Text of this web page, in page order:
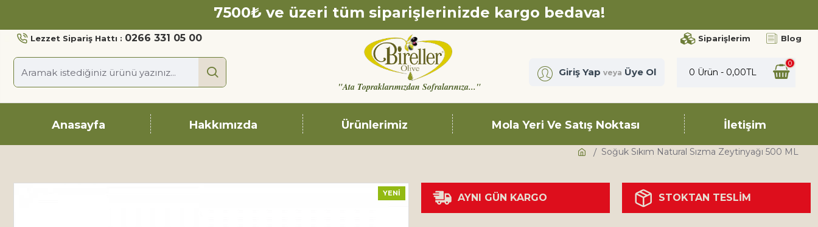
7500₺ ve üzeri tüm siparişlerinizde kargo bedava!
Lezzet Sipariş Hattı : 0266 331 05 00 Siparişlerim Blog
"Ata Topraklarımızdan Sofralarınıza..."
Giriş Yap veya Üye Ol 0 Ürün - 0,00TL
0
Anasayfa Hakkımızda Ürünlerimiz Mola Yeri Ve Satış Noktası İletişim
Soğuk Sıkım Natural Sızma Zeytinyağı 500 ML
YENI AYNI GÜN KARGO STOKTAN TESLİM